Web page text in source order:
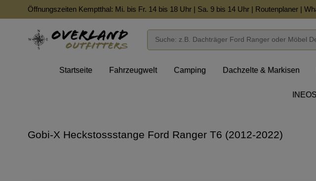
Öffnungszeiten Kemptthal: Mi. bis Fr. 14 bis 18 Uhr | Sa. 9 bis 14 Uhr | Routenplaner |
Startseite Fahrzeugwelt Camping Dachzelte & Markisen
Gobi-X Heckstossstange Ford Ranger T6 (2012-2022)